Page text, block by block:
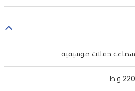
سماعة حفلات موسيقية
220 واط